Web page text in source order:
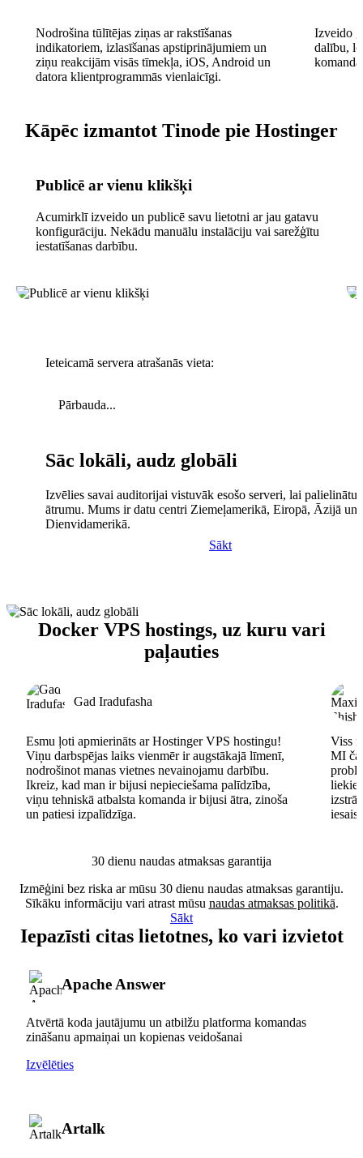
Nodrošina tūlītējas ziņas ar rakstīšanas
indikatoriem, izlasīšanas apstiprinājumiem un
ziņu reakcijām visās tīmekļa, iOS, Android un
datora klientprogrammās vienlaicīgi.
Izveido
dalību,
Kāpēc izmantot Tinode pie Hostinger
Publicē ar vienu klikšķi
Acumirklī izveido un publicē savu lietotni ar jau gatavu
konfigurāciju. Nekādu manuālu instalāciju vai sarežģītu
iestatīšanas darbību.
Ieteicamā servera atrašanās vieta:
Pārbauda...
Sāc lokāli, audz globāli
Izvēlies savai auditorijai vistuvāk esošo serveri, lai palielinātu
ātrumu. Mums ir datu centri Ziemeļamerikā, Eiropā, Āzijā un
Dienvidamerikā.
Sākt
Docker VPS hostings, uz kuru vari
paļauties
Gad Iradufasha
Esmu ļoti apmierināts ar Hostinger VPS hostingu!
Viņu darbspējas laiks vienmēr ir augstākajā līmenī,
nodrošinot manas vietnes nevainojamu darbību.
Ikreiz, kad man ir bijusi nepieciešama palīdzība,
viņu tehniskā atbalsta komanda ir bijusi ātra, zinoša
un patiesi izpalīdzīga.
Viss
MI
30 dienu naudas atmaksas garantija
Izmēģini bez riska ar mūsu 30 dienu naudas atmaksas garantiju.
Sīkāku informāciju vari atrast mūsu naudas atmaksas politikā.
Sākt
Iepazīsti citas lietotnes, ko vari izvietot
Apache Answer
Atvērtā koda jautājumu un atbilžu platforma komandas
zināšanu apmaiņai un kopienas veidošanai
Izvēlēties
Artalk